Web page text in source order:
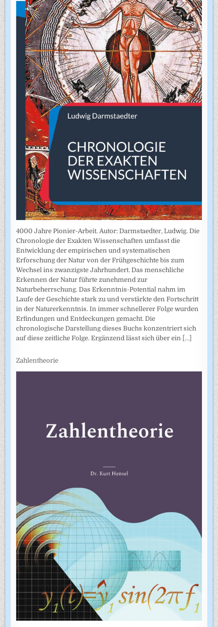
4000 Jahre Pionier-Arbeit. Autor: Darmstaedter, Ludwig. Die
Chronologie der Exakten Wissenschaften umfasst die
Entwicklung der empirischen und systematischen
Erforschung der Natur von der Frühgeschichte bis zum
Wechsel ins zwanzigste Jahrhundert. Das menschliche
Erkennen der Natur führte zunehmend zur
Naturbeherrschung. Das Erkenntnis-Potential nahm im
Laufe der Geschichte stark zu und verstärkte den Fortschritt
in der Naturerkenntnis. In immer schnellerer Folge wurden
Erfindungen und Entdeckungen gemacht. Die
chronologische Darstellung dieses Buchs konzentriert sich
auf diese zeitliche Folge. Ergänzend lässt sich über ein [...]
Zahlentheorie